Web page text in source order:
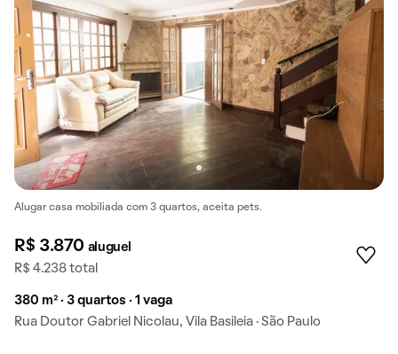
Alugar casa mobiliada com 3 quartos, aceita pets.
R$ 3.870 aluguel
R$ 4.238 total
380 m² · 3 quartos · 1 vaga
Rua Doutor Gabriel Nicolau, Vila Basileia · São Paulo